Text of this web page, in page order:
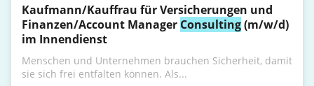
Kaufmann/Kauffrau für Versicherungen und
Finanzen/Account Manager Consulting (m/w/d)
im Innendienst
Menschen und Unternehmen brauchen Sicherheit, damit
sie sich frei entfalten können. Als...